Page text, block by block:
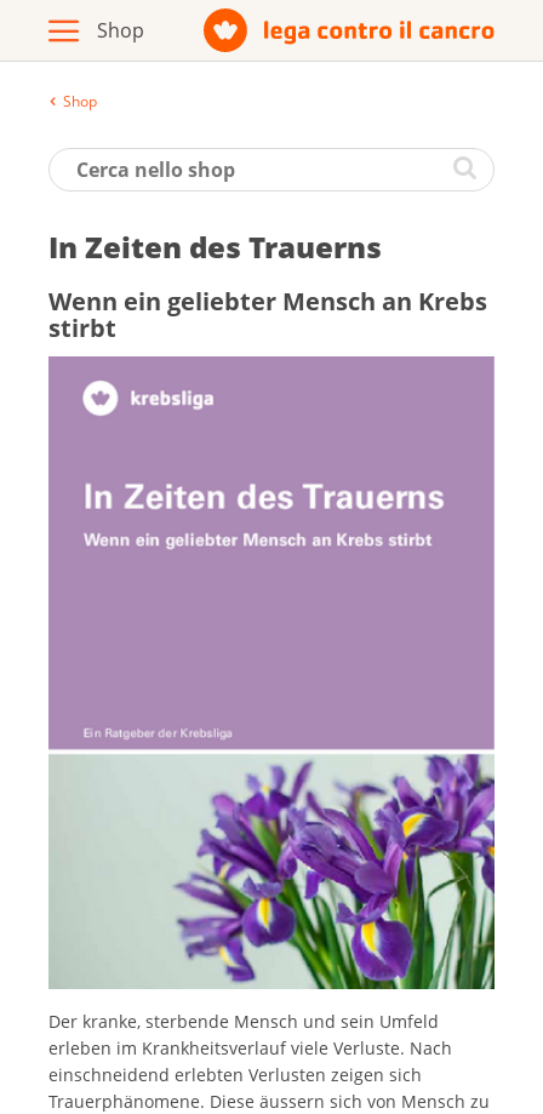
Opuscoli / materiale informativo
Prodotti
Vai al sito della Lega contro il cancro
Deutsch
Shop
In Zei­ten des Trau­erns
Wenn ein ge­lieb­ter Mensch an Krebs
stirbt
Der kranke, sterbende Mensch und sein Umfeld
erleben im Krankheitsverlauf viele Verluste. Nach
einschneidend erlebten Verlusten zeigen sich
Trauerphänomene. Diese äussern sich von Mensch zu